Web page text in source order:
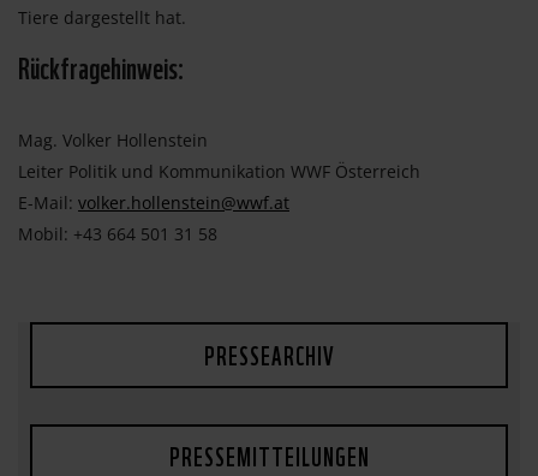
Tiere dargestellt hat.
Rückfragehinweis:
Mag. Volker Hollenstein
Leiter Politik und Kommunikation WWF Österreich
E-Mail: volker.hollenstein@wwf.at
Mobil: +43 664 501 31 58
PRESSEARCHIV
PRESSEMITTEILUNGEN